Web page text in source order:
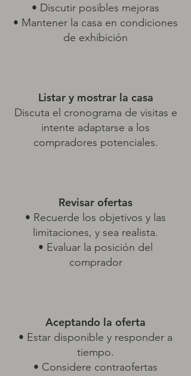
• Discutir posibles mejoras
• Mantener la casa en condiciones
de exhibición
Listar y mostrar la casa
Discuta el cronograma de visitas e
intente adaptarse a los
compradores potenciales.
Revisar ofertas
• Recuerde los objetivos y las
limitaciones, y sea realista.
• Evaluar la posición del
comprador
Aceptando la oferta
• Estar disponible y responder a
tiempo.
• Considere contraofertas